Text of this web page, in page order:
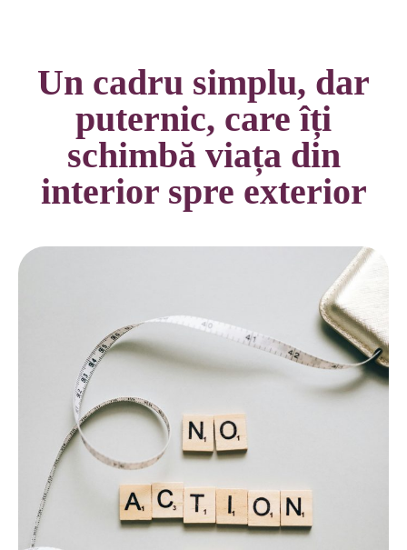
Un cadru simplu, dar
puternic, care îți
schimbă viața din
interior spre exterior